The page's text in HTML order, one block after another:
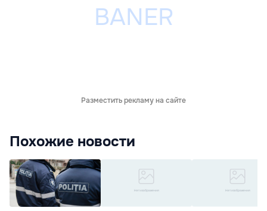
Разместить рекламу на сайте
Похожие новости